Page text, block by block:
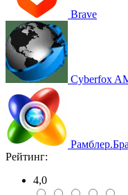
Brave
Cyberfox
Рейтинг:
4,0